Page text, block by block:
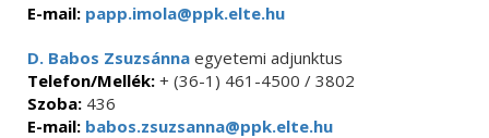
E-mail: papp.imola@ppk.elte.hu
D. Babos Zsuzsánna egyetemi adjunktus
Telefon/Mellék: + (36-1) 461-4500 / 3802
Szoba: 436
E-mail: babos.zsuzsanna@ppk.elte.hu